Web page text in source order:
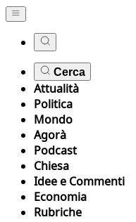
Cerca
Attualità
Politica
Mondo
Agorà
Podcast
Chiesa
Idee e Commenti
Economia
Rubriche